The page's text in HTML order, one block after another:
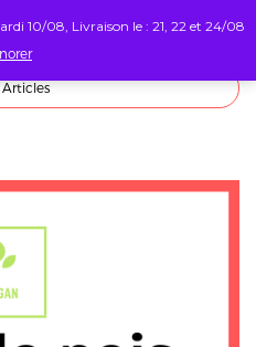
Articles
10/08, Livraison le : 21, 22 et 24/08